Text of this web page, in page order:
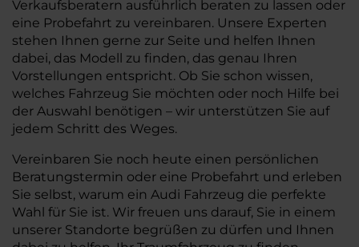
Verkaufsberatern ausführlich beraten zu lassen oder
eine Probefahrt zu vereinbaren. Unsere Experten
stehen Ihnen gerne zur Seite und helfen Ihnen
dabei, das Modell zu finden, das genau Ihren
Vorstellungen entspricht. Ob Sie schon wissen,
welches Fahrzeug Sie möchten oder noch Hilfe bei
der Auswahl benötigen – wir unterstützen Sie auf
jedem Schritt des Weges.
Vereinbaren Sie noch heute einen persönlichen
Beratungstermin oder eine Probefahrt und erleben
Sie selbst, warum ein Audi Fahrzeug die perfekte
Wahl für Sie ist. Wir freuen uns darauf, Sie in einem
unserer Standorte begrüßen zu dürfen und Ihnen